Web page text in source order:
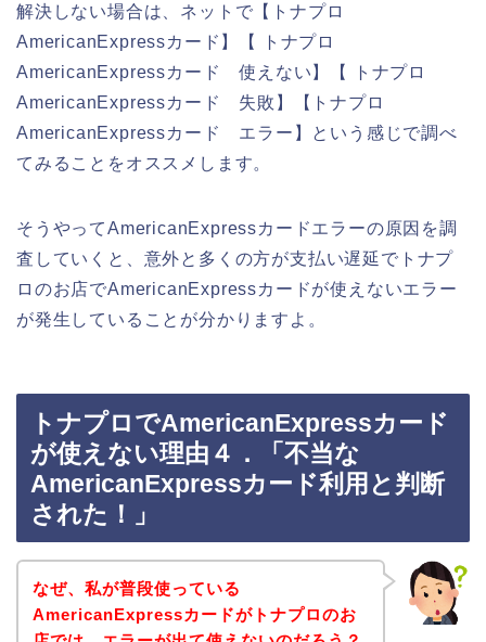
解決しない場合は、ネットで【トナプロ
AmericanExpressカード】【 トナプロ
AmericanExpressカード 使えない】【 トナプロ
AmericanExpressカード 失敗】【トナプロ
AmericanExpressカード エラー】という感じで調べ
てみることをオススメします。
そうやってAmericanExpressカードエラーの原因を調
査していくと、意外と多くの方が支払い遅延でトナプ
ロのお店でAmericanExpressカードが使えないエラー
が発生していることが分かりますよ。
トナプロでAmericanExpressカード
が使えない理由４．「不当な
AmericanExpressカード利用と判断
された！」
なぜ、私が普段使っている
AmericanExpressカードがトナプロのお